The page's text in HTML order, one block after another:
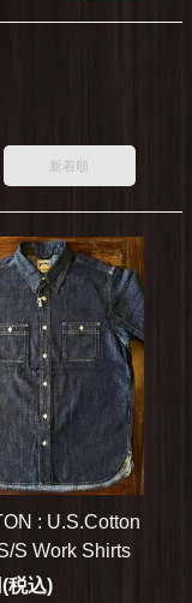
新着順
: U.S.Cotton
S Work Shirts
税込)